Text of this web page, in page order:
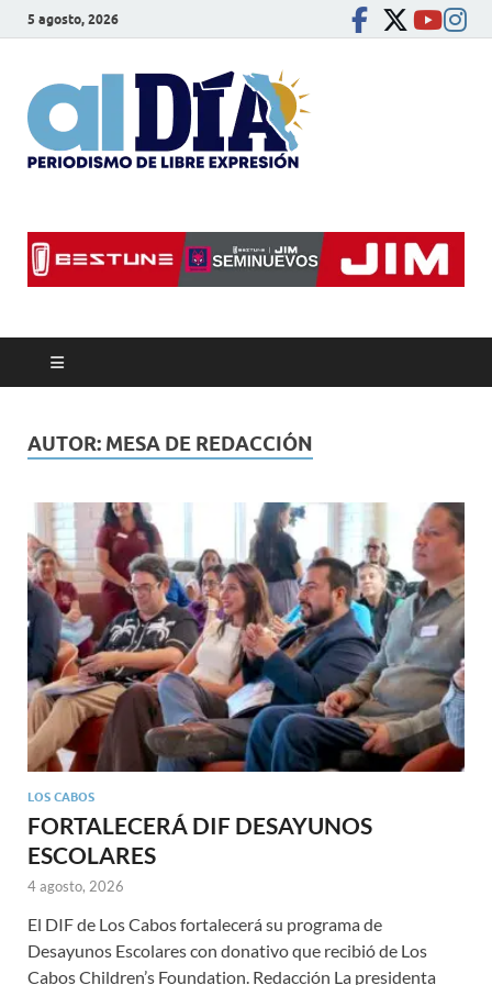
5 agosto, 2026
AUTOR: MESA DE REDACCIÓN
LOS CABOS
FORTALECERÁ DIF DESAYUNOS
ESCOLARES
4 agosto, 2026
El DIF de Los Cabos fortalecerá su programa de
Desayunos Escolares con donativo que recibió de Los
Cabos Children’s Foundation. Redacción La presidenta